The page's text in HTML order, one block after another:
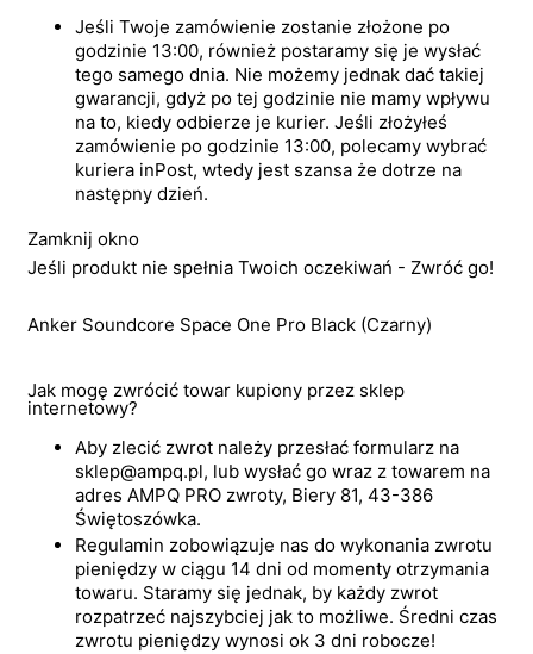
Jeśli Twoje zamówienie zostanie złożone po
godzinie 13:00, również postaramy się je wysłać
tego samego dnia. Nie możemy jednak dać takiej
gwarancji, gdyż po tej godzinie nie mamy wpływu
na to, kiedy odbierze je kurier. Jeśli złożyłeś
zamówienie po godzinie 13:00, polecamy wybrać
kuriera inPost, wtedy jest szansa że dotrze na
następny dzień.
Zamknij okno
Jeśli produkt nie spełnia Twoich oczekiwań - Zwróć go!
Anker Soundcore Space One Pro Black (Czarny)
Jak mogę zwrócić towar kupiony przez sklep
internetowy?
Aby zlecić zwrot należy przesłać formularz na
sklep@ampq.pl, lub wysłać go wraz z towarem na
adres AMPQ PRO zwroty, Biery 81, 43-386
Świętoszówka.
Regulamin zobowiązuje nas do wykonania zwrotu
pieniędzy w ciągu 14 dni od momenty otrzymania
towaru. Staramy się jednak, by każdy zwrot
rozpatrzeć najszybciej jak to możliwe. Średni czas
zwrotu pieniędzy wynosi ok 3 dni robocze!